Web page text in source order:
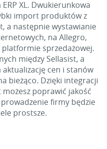
XL. Dwukierunkowa
import produktów z
a następnie wystawianie
na Allegro,
sprzedażowej.
między Sellasist, a
aktualizację cen i stanów
bieżąco. Dzięki integracji
możesz poprawić jakość
firmy będzie
prostsze.